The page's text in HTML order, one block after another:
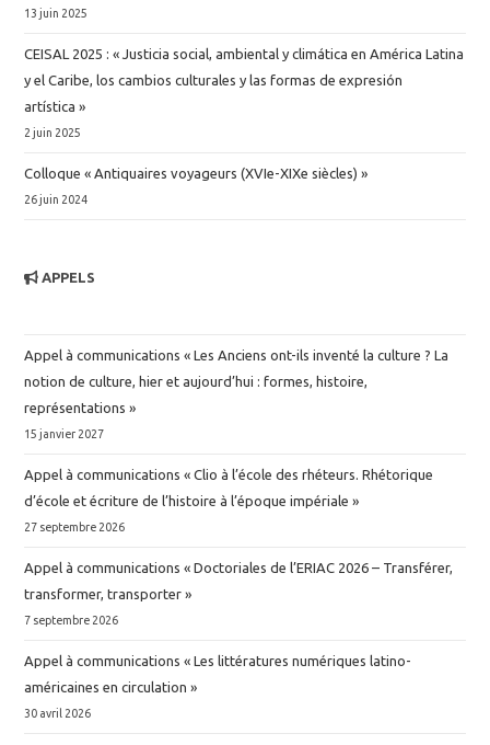
13 juin 2025
CEISAL 2025 : « Justicia social, ambiental y climática en América Latina
y el Caribe, los cambios culturales y las formas de expresión
artística »
2 juin 2025
Colloque « Antiquaires voyageurs (XVIe-XIXe siècles) »
26 juin 2024
APPELS
Appel à communications « Les Anciens ont-ils inventé la culture ? La
notion de culture, hier et aujourd’hui : formes, histoire,
représentations »
15 janvier 2027
Appel à communications « Clio à l’école des rhéteurs. Rhétorique
d’école et écriture de l’histoire à l’époque impériale »
27 septembre 2026
Appel à communications « Doctoriales de l’ERIAC 2026 – Transférer,
transformer, transporter »
7 septembre 2026
Appel à communications « Les littératures numériques latino-
américaines en circulation »
30 avril 2026